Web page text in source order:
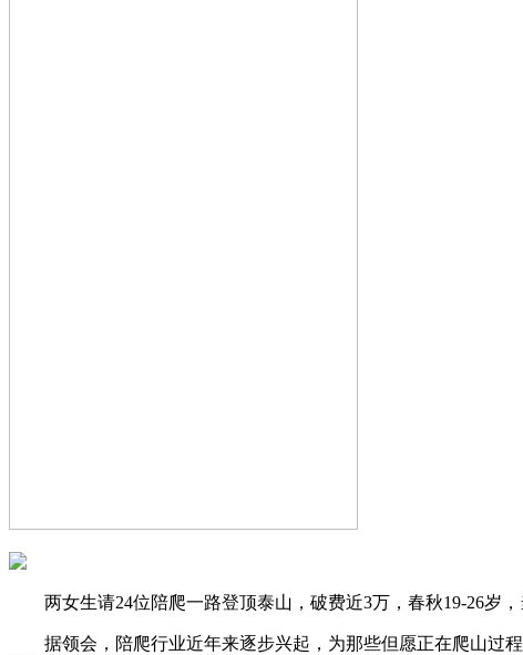
两女生请24位陪爬一路登顶泰山，破费近3万，春秋19-26岁，
据领会，陪爬行业近年来逐步兴起，为那些但愿正在爬山过程